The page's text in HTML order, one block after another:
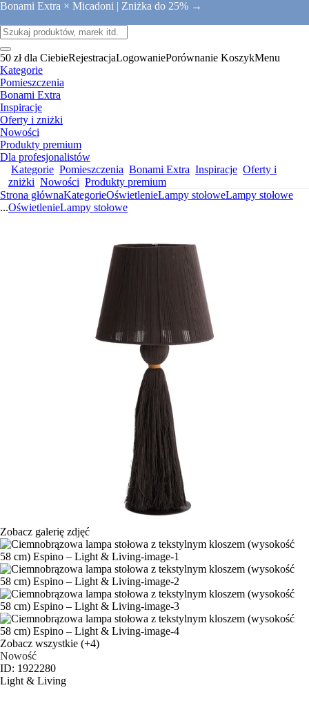
Bonami Extra × Micadoni | Zniżka do 25% →
50 zł dla CiebieRejestracjaLogowaniePorównanie KoszykMenu
Kategorie
Pomieszczenia
Bonami Extra
Inspiracje
Oferty i zniżki
Nowości
Produkty premium
Dla profesjonalistów
Kategorie Pomieszczenia Bonami Extra Inspiracje Oferty i
zniżki Nowości Produkty premium
Strona głównaKategorieOświetlenieLampy stołoweLampy stołowe
...OświetlenieLampy stołowe
Zobacz galerię zdjęć
Zobacz wszystkie (+4)
Nowość
ID: 1922280
Light & Living